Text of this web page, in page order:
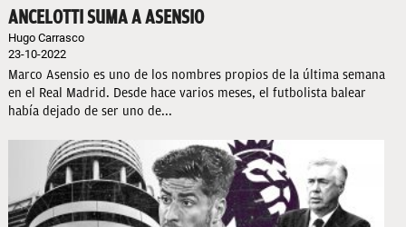
ANCELOTTI SUMA A ASENSIO
Hugo Carrasco
23-10-2022
Marco Asensio es uno de los nombres propios de la última semana
en el Real Madrid. Desde hace varios meses, el futbolista balear
había dejado de ser uno de...